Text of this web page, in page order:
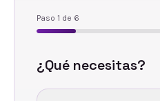
Paso 1 de 6
¿Qué necesitas?